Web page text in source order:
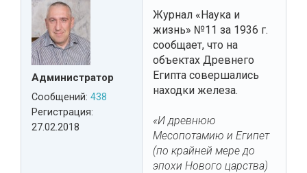
Администратор
Сообщений: 438
Регистрация:
27.02.2018
Журнал «Наука и
жизнь» №11 за 1936 г.
сообщает, что на
объектах Древнего
Египта совершались
находки железа.
«И древнюю
Месопотамию и Египет
(по крайней мере до
эпохи Нового царства)